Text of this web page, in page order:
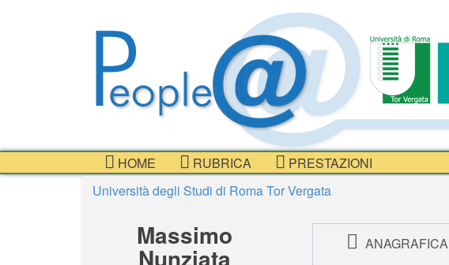
HOME RUBRICA PRESTAZIONI
Università degli Studi di Roma Tor Vergata
Massimo
Nunziata ANAGRAFICA